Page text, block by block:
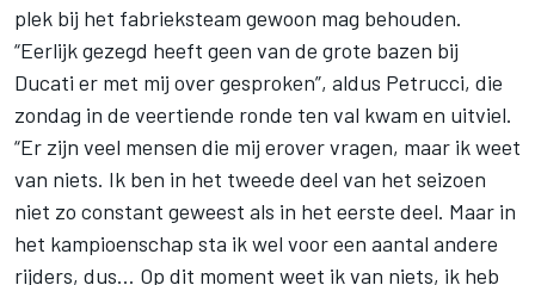
plek bij het fabrieksteam gewoon mag behouden.
“Eerlijk gezegd heeft geen van de grote bazen bij
Ducati er met mij over gesproken”, aldus Petrucci, die
zondag in de veertiende ronde ten val kwam en uitviel.
“Er zijn veel mensen die mij erover vragen, maar ik weet
van niets. Ik ben in het tweede deel van het seizoen
niet zo constant geweest als in het eerste deel. Maar in
het kampioenschap sta ik wel voor een aantal andere
rijders, dus… Op dit moment weet ik van niets, ik heb